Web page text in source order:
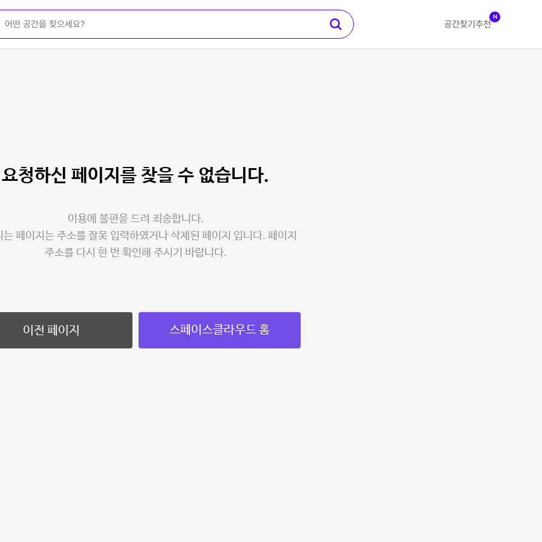
공간찾기 추천
N
요청하신 페이지를 찾을 수 없습니다.
이용에 불편을 드려 죄송합니다.
는 페이지는 주소를 잘못 입력하였거나 삭제된 페이지 입니다. 페이지
주소를 다시 한 번 확인해 주시기 바랍니다.
이전 페이지 스페이스클라우드 홈